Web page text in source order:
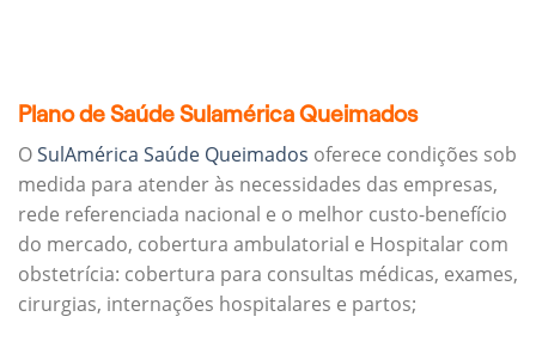
Plano de Saúde Sulamérica Queimados
OSulAmérica Saúde Queimados oferece condições sob
medida para atender às necessidades das empresas,
rede referenciada nacional e o melhor custo-benefício
do mercado, cobertura ambulatorial e Hospitalar com
obstetrícia: cobertura para consultas médicas, exames,
cirurgias, internações hospitalares e partos;